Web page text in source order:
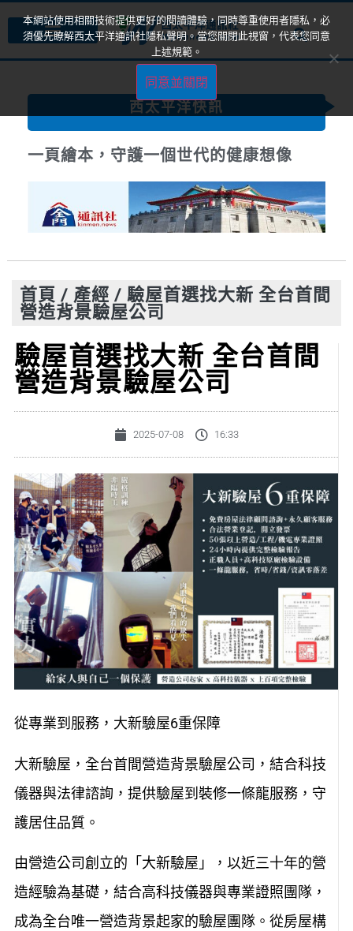
西太平洋快訊
一頁繪本，守護一個世代的健康想像
首頁 / 產經 / 驗屋首選找大新 全台首間
營造背景驗屋公司
驗屋首選找大新 全台首間
營造背景驗屋公司
2025-07-08 16:33
從專業到服務，大新驗屋6重保障
大新驗屋，全台首間營造背景驗屋公司，結合科技
儀器與法律諮詢，提供驗屋到裝修一條龍服務，守
護居住品質。
由營造公司創立的「大新驗屋」，以近三十年的營
造經驗為基礎，結合高科技儀器與專業證照團隊，
成為全台唯一營造背景起家的驗屋團隊。從房屋構
本網站使用相關技術提供更好的閱讀體驗，同時尊重使用者隱私，必
須優先瞭解西太平洋通訊社隱私聲明。當您關閉此視窗，代表您同意
上述規範。
同意並關閉